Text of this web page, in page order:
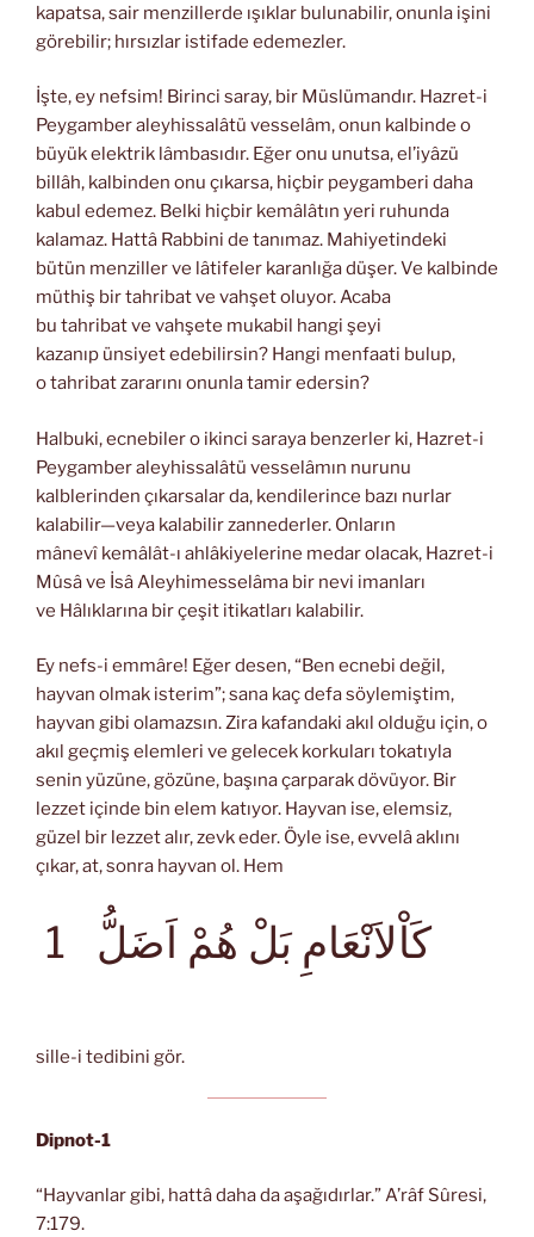
kapatsa, sair menzillerde ışıklar bulunabilir, onunla işini
görebilir; hırsızlar istifade edemezler.
İşte, ey nefsim! Birinci saray, bir Müslümandır. Hazret-i
Peygamber aleyhissalâtü vesselâm, onun kalbinde o
büyük elektrik lâmbasıdır. Eğer onu unutsa, el’iyâzü
billâh, kalbinden onu çıkarsa, hiçbir peygamberi daha
kabul edemez. Belki hiçbir kemâlâtın yeri ruhunda
kalamaz. Hattâ Rabbini de tanımaz. Mahiyetindeki
bütün menziller ve lâtifeler karanlığa düşer. Ve kalbinde
müthiş bir tahribat ve vahşet oluyor. Acaba
bu tahribat ve vahşete mukabil hangi şeyi
kazanıp ünsiyet edebilirsin? Hangi menfaati bulup,
o tahribat zararını onunla tamir edersin?
Halbuki, ecnebiler o ikinci saraya benzerler ki, Hazret-i
Peygamber aleyhissalâtü vesselâmın nurunu
kalblerinden çıkarsalar da, kendilerince bazı nurlar
kalabilir—veya kalabilir zannederler. Onların
mânevî kemâlât-ı ahlâkiyelerine medar olacak, Hazret-i
Mûsâ ve İsâ Aleyhimesselâma bir nevi imanları
ve Hâlıklarına bir çeşit itikatları kalabilir.
Ey nefs-i emmâre! Eğer desen, “Ben ecnebi değil,
hayvan olmak isterim”; sana kaç defa söylemiştim,
hayvan gibi olamazsın. Zira kafandaki akıl olduğu için, o
akıl geçmiş elemleri ve gelecek korkuları tokatıyla
senin yüzüne, gözüne, başına çarparak dövüyor. Bir
lezzet içinde bin elem katıyor. Hayvan ise, elemsiz,
güzel bir lezzet alır, zevk eder. Öyle ise, evvelâ aklını
çıkar, at, sonra hayvan ol. Hem
كَاْلاَنْعَامِ بَلْ هُمْ اَضَلُّ1
sille-i tedibini gör.
Dipnot-1
“Hayvanlar gibi, hattâ daha da aşağıdırlar.” A’râf Sûresi,
7:179.